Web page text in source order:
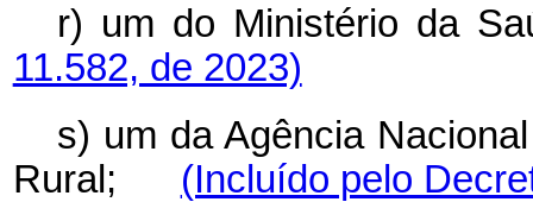
r) um do Ministério
11.582, de 2023)
s) um da Agência
Rural; (Incluído pelo